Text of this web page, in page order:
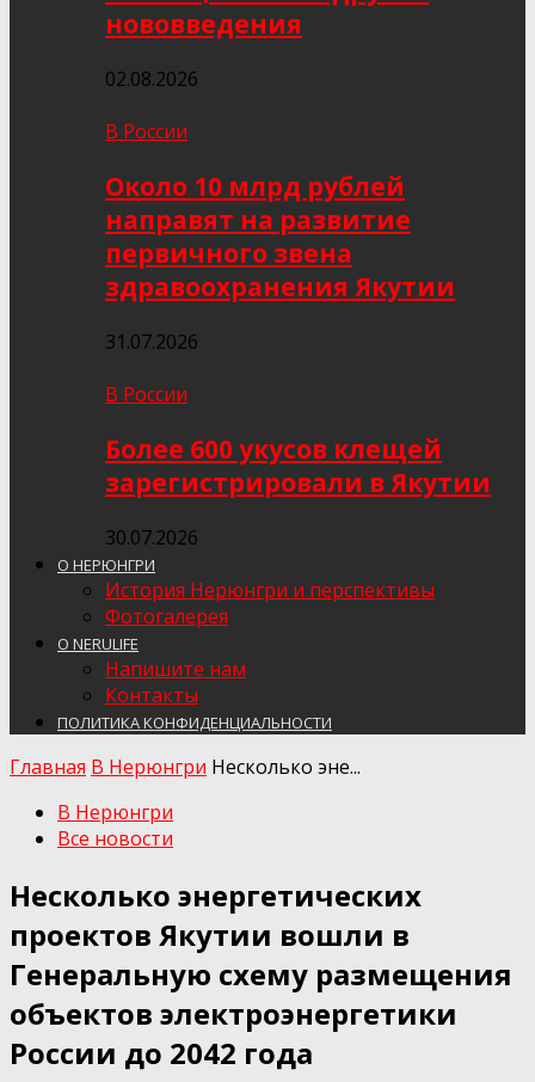
нововведения
02.08.2026
В России
Около 10 млрд рублей
направят на развитие
первичного звена
здравоохранения Якутии
31.07.2026
В России
Более 600 укусов клещей
зарегистрировали в Якутии
30.07.2026
О НЕРЮНГРИ
История Нерюнгри и перспективы
Фотогалерея
О NERULIFE
Напишите нам
Контакты
ПОЛИТИКА КОНФИДЕНЦИАЛЬНОСТИ
Главная В Нерюнгри Несколько эне...
В Нерюнгри
Все новости
Несколько энергетических
проектов Якутии вошли в
Генеральную схему размещения
объектов электроэнергетики
России до 2042 года